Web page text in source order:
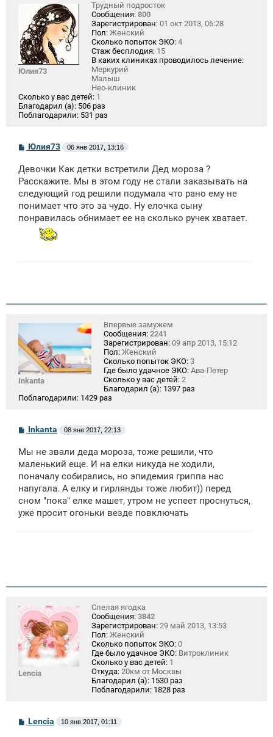
Юлия73
Трудный подросток
Сообщения: 800
Зарегистрирован: 01 окт 2013, 06:28
Пол: Женский
Сколько попыток ЭКО: 4
Стаж бесплодия: 15
В каких клиниках проводилось лечение:
Меркурий
Малыш
Нео-клиник
Сколько у вас детей: 1
Благодарил (а): 506 раз
Поблагодарили: 531 раз
С
б
щ
н
и
Юлия73 06 янв 2017, 13:16
Девочки Как детки встретили Дед мороза ?
Расскажите. Мы в этом году не стали заказывать на
следующий год решили подумала что рано ему не
понимает что это за чудо. Ну елочка сыну
понравилась обнимает ее на сколько ручек хватает.
Inkanta
Впервые замужем
Сообщения: 2241
Зарегистрирован: 09 апр 2013, 15:12
Пол: Женский
Сколько попыток ЭКО: 3
Где было удачное ЭКО: Ава-Петер
Сколько у вас детей: 2
Благодарил (а): 1397 раз
Поблагодарили: 1429 раз
С
б
щ
н
и
Inkanta 08 янв 2017, 22:13
Мы не звали деда мороза, тоже решили, что
маленький еще. И на елки никуда не ходили,
поначалу собирались, но эпидемия гриппа нас
напугала. А елку и гирлянды тоже любит)) перед
сном "пока" елке машет, утром не успеет проснуться,
уже просит огоньки везде повключать
Lencia
Спелая ягодка
Сообщения: 3842
Зарегистрирован: 29 май 2013, 13:53
Пол: Женский
Сколько попыток ЭКО: 0
Где было удачное ЭКО: Витроклиник
Сколько у вас детей: 1
Откуда: 20км от Москвы
Благодарил (а): 1530 раз
Поблагодарили: 1828 раз
С
о
Lencia 10 янв 2017, 01:11